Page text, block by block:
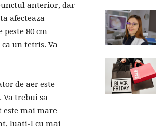
anterior, dar
afecteaza
peste 80 cm
un tetris. Va
de aer este
Va trebui sa
este mai mare
luati-l cu mai